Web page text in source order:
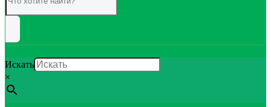
Искать
×